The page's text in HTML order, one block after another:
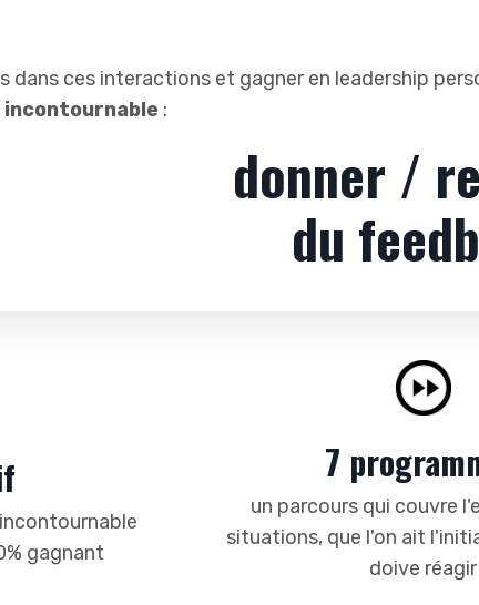
dans ces interactions et gagner en leadership
:
donner /
du
gagnant
7
un parcours qui couvre
situations, que l'on ait
doive réagir